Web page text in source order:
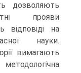
дозволяють
прояви
відповіді на
науки.
вимагають
методологічна